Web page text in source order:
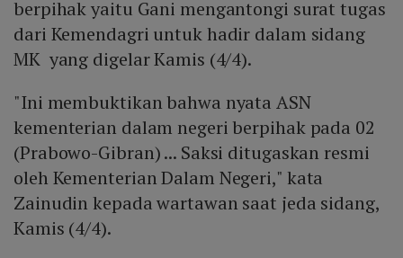
berpihak yaitu Gani mengantongi surat tugas
dari Kemendagri untuk hadir dalam sidang
MK yang digelar Kamis (4/4).
"Ini membuktikan bahwa nyata ASN
kementerian dalam negeri berpihak pada 02
(Prabowo-Gibran) ... Saksi ditugaskan resmi
oleh Kementerian Dalam Negeri," kata
Zainudin kepada wartawan saat jeda sidang,
Kamis (4/4).